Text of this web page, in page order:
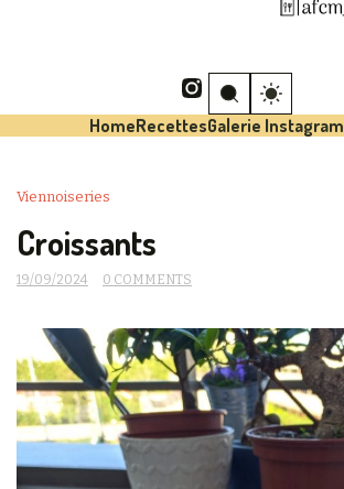
HomeRecettesGalerie Instagram
Viennoiseries
Croissants
19/09/2024 0 COMMENTS